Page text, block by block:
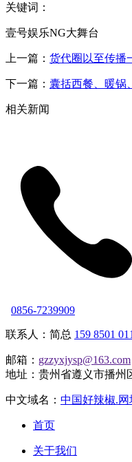
关键词：
壹号娱乐NG大舞台
上一篇： 货代圈以至传播
下一篇： 囊括西餐、暖锅
相关新闻
0856-7239909
联系人：简总 159 8501
邮箱： gzzyxjysp@163.com
地址：贵州省遵义市播州
中文域名： 中国好辣椒.网
首页
关于我们